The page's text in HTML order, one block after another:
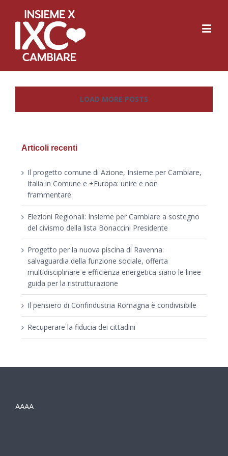
LOAD MORE POSTS
Articoli recenti
Il progetto comune di Azione, Insieme per Cambiare,
Italia in Comune e +Europa: unire e non
frammentare.
Elezioni Regionali: Insieme per Cambiare a sostegno
del civismo della lista Bonaccini Presidente
Progetto per la nuova piscina di Ravenna:
salvaguardia della funzione sociale, offerta
multidisciplinare e efficienza energetica siano le linee
guida per la ristrutturazione
Il pensiero di Confindustria Romagna è condivisibile
Recuperare la fiducia dei cittadini
AAAA